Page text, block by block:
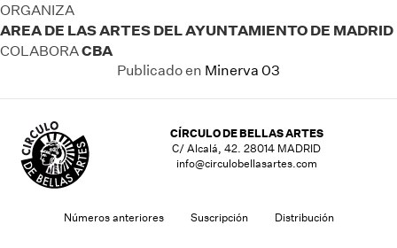
ORGANIZA
AREA DE LAS ARTES DEL AYUNTAMIENTO DE MADRID
COLABORACBA
Publicado en Minerva 03
CÍRCULO DE BELLAS ARTES
C/ Alcalá, 42. 28014 MADRID
info@circulobellasartes.com
Números anteriores Suscripción Distribución